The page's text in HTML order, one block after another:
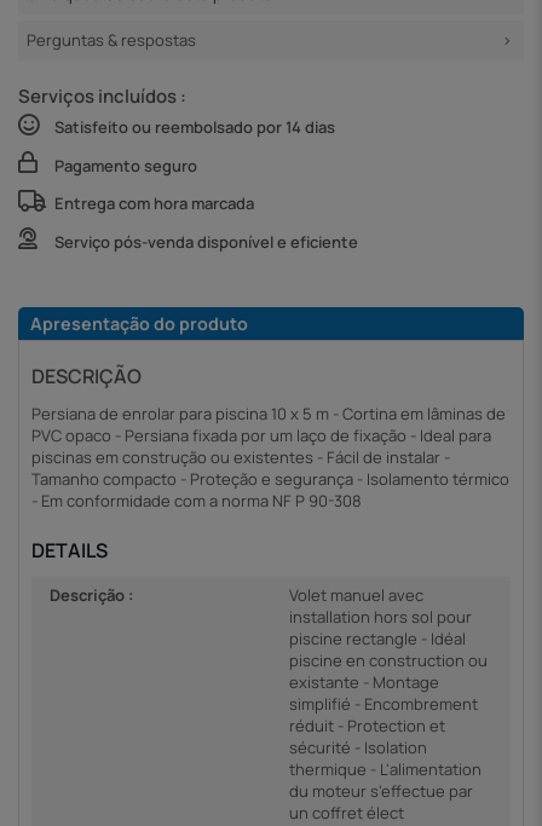
Perguntas & respostas
Serviços incluídos :
Satisfeito ou reembolsado por 14 dias
Pagamento seguro
Entrega com hora marcada
Serviço pós-venda disponível e eficiente
Apresentação do produto
DESCRIÇÃO
Persiana de enrolar para piscina 10 x 5 m - Cortina em lâminas de
PVC opaco - Persiana fixada por um laço de fixação - Ideal para
piscinas em construção ou existentes - Fácil de instalar -
Tamanho compacto - Proteção e segurança - Isolamento térmico
- Em conformidade com a norma NF P 90-308
DETAILS
Descrição :
Volet manuel avec
installation hors sol pour
piscine rectangle - Idéal
piscine en construction ou
existante - Montage
simplifié - Encombrement
réduit - Protection et
sécurité - Isolation
thermique - L'alimentation
du moteur s'effectue par
un coffret élect